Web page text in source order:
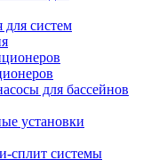
для систем
для бассейнов
установки
сплит системы